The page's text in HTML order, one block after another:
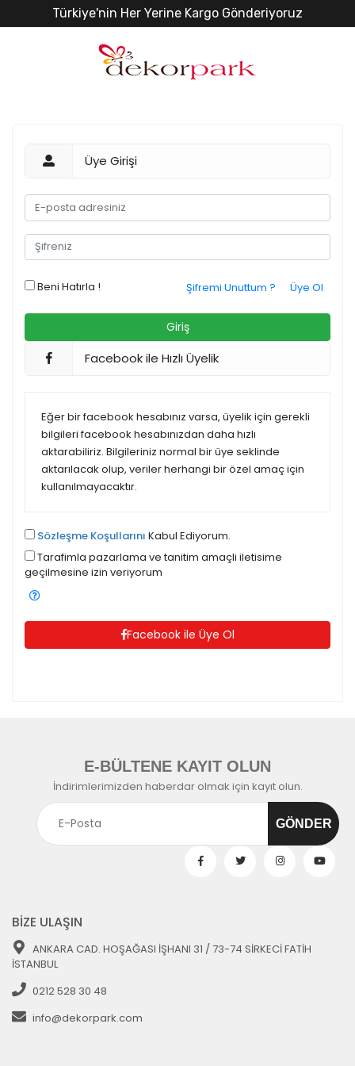
Türkiye'nin Her Yerine Kargo Gönderiyoruz
Üye Girişi
Beni Hatırla ! Üye Ol
Şifremi Unuttum ?
Facebook ile Hızlı Üyelik
Eğer bir facebook hesabınız varsa, üyelik için gerekli
bilgileri facebook hesabınızdan daha hızlı
aktarabiliriz. Bilgileriniz normal bir üye seklinde
aktarılacak olup, veriler herhangi bir özel amaç için
kullanılmayacaktır.
Sözleşme Koşullarını Kabul Ediyorum.
Tarafimla pazarlama ve tanitim amaçli iletisime
geçilmesine izin veriyorum
Facebook ile Üye Ol
E-BÜLTENE KAYIT OLUN
İndirimlerimizden haberdar olmak için kayıt olun.
BİZE ULAŞIN
ANKARA CAD. HOŞAĞASI İŞHANI 31 / 73-74 SİRKECİ FATİH
İSTANBUL
0212 528 30 48
info@dekorpark.com